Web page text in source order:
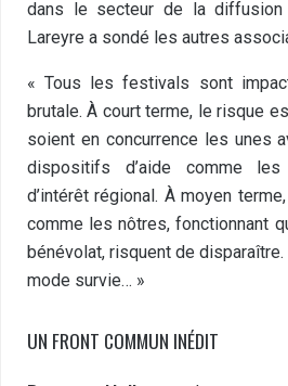
dans le secteur de la diffusion
Lareyre a sondé les autres
« Tous les festivals sont
brutale. À court terme, le risque
soient en concurrence les unes
dispositifs d’aide comme
d’intérêt régional. À moyen
comme les nôtres, fonctionnant
bénévolat, risquent de
mode survie… »
UN FRONT COMMUN INÉDIT